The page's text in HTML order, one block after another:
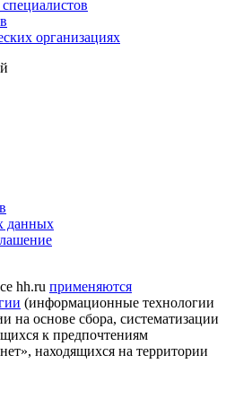
организациях
данных
hh.ru применяются
(информационные технологии
на основе сбора, систематизации
к предпочтениям
находящихся на территории